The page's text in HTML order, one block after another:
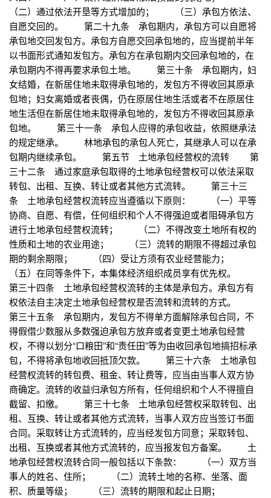
（二）通过依法开垦等方式增加的； （三）承包方依法、
自愿交回的。 第二十九条 承包期内，承包方可以自愿将
承包地交回发包方。承包方自愿交回承包地的，应当提前半年
以书面形式通知发包方。承包方在承包期内交回承包地的，在
承包期内不得再要求承包土地。 第三十条 承包期内，妇
女结婚，在新居住地未取得承包地的，发包方不得收回其原承
包地；妇女离婚或者丧偶，仍在原居住地生活或者不在原居住
地生活但在新居住地未取得承包地的，发包方不得收回其原承
包地。 第三十一条 承包人应得的承包收益，依照继承法
的规定继承。 林地承包的承包人死亡，其继承人可以在承
包期内继续承包。 第五节 土地承包经营权的流转 第
三十二条 通过家庭承包取得的土地承包经营权可以依法采取
转包、出租、互换、转让或者其他方式流转。 第三十三
条 土地承包经营权流转应当遵循以下原则： （一）平等
协商、自愿、有偿，任何组织和个人不得强迫或者阻碍承包方
进行土地承包经营权流转； （二）不得改变土地所有权的
性质和土地的农业用途； （三）流转的期限不得超过承包
期的剩余期限； （四）受让方须有农业经营能力；
（五）在同等条件下，本集体经济组织成员享有优先权。
第三十四条 土地承包经营权流转的主体是承包方。承包方有
权依法自主决定土地承包经营权是否流转和流转的方式。
第三十五条 承包期内，发包方不得单方面解除承包合同，不
得假借少数服从多数强迫承包方放弃或者变更土地承包经营
权，不得以划分“口粮田”和“责任田”等为由收回承包地搞招标承
包，不得将承包地收回抵顶欠款。 第三十六条 土地承包
经营权流转的转包费、租金、转让费等，应当由当事人双方协
商确定。流转的收益归承包方所有，任何组织和个人不得擅自
截留、扣缴。 第三十七条 土地承包经营权采取转包、出
租、互换、转让或者其他方式流转，当事人双方应当签订书面
合同。采取转让方式流转的，应当经发包方同意；采取转包、
出租、互换或者其他方式流转的，应当报发包方备案。 土
地承包经营权流转合同一般包括以下条款： （一）双方当
事人的姓名、住所； （二）流转土地的名称、坐落、面
积、质量等级； （三）流转的期限和起止日期；